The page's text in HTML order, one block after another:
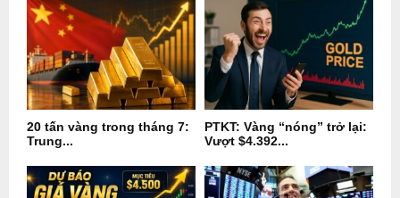
20 tấn vàng trong tháng 7:
Trung...
PTKT: Vàng “nóng” trở lại:
Vượt $4.392...